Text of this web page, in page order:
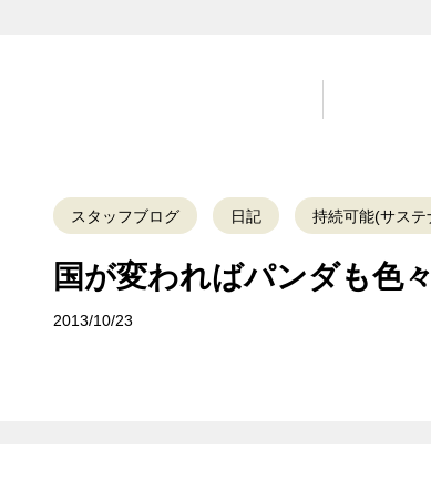
スタッフブログ 日記 持続可能(サス
国が変わればパンダも色
2013/10/23